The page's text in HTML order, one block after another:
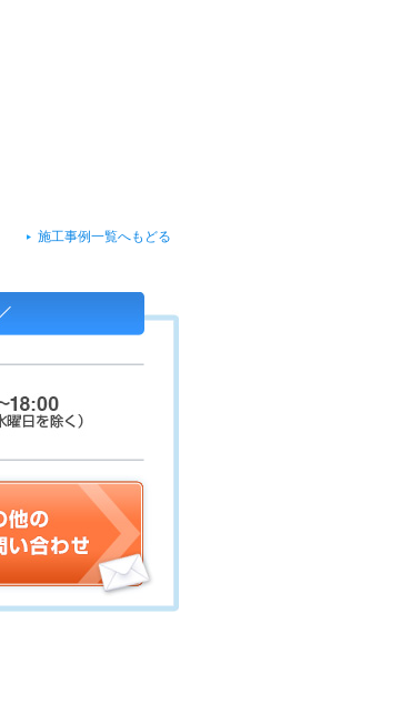
施工事例一覧へもどる